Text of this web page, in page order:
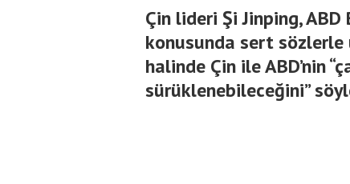
Çin lideri Şi Jinping, ABD
konusunda sert sözlerle
halinde Çin ile ABD’nin
sürüklenebileceğini”